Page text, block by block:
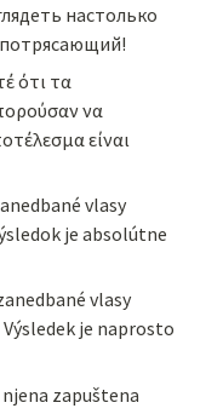
настолько
ότι τα
να
είναι
vlasy
je absolútne
vlasy
je naprosto
zapuštena